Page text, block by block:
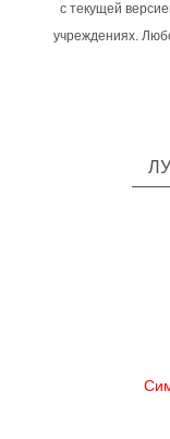
с текущей
учреждениях.